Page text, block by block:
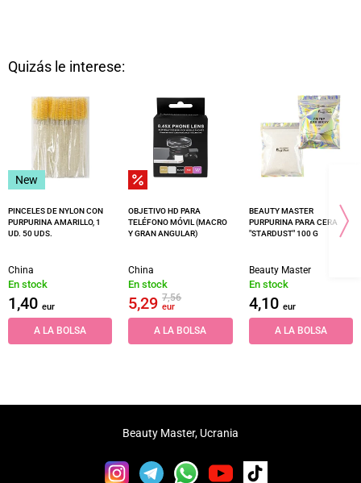
Quizás le interese:
New
PINCELES DE NYLON CON
PURPURINA AMARILLO, 1
UD. 50 UDS.
China
En stock
1,40 eur
A LA BOLSA
OBJETIVO HD PARA
TELÉFONO MÓVIL (MACRO
Y GRAN ANGULAR)
China
En stock
5,297,56
eur
A LA BOLSA
BEAUTY MASTER
PURPURINA PARA CERA
"STARDUST" 100 G
Beauty Master
En stock
4,10 eur
A LA BOLSA
Beauty Master, Ucrania